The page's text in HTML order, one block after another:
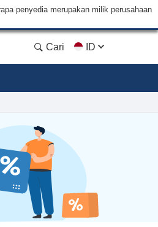
penyedia merupakan milik perusahaan
Cari ID